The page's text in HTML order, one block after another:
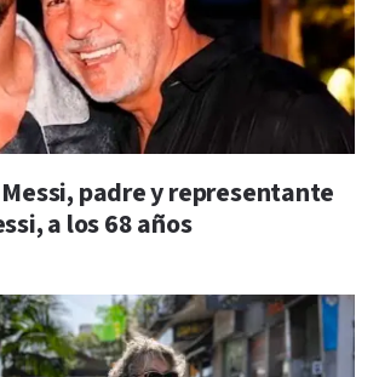
padre y representante
a los 68 años